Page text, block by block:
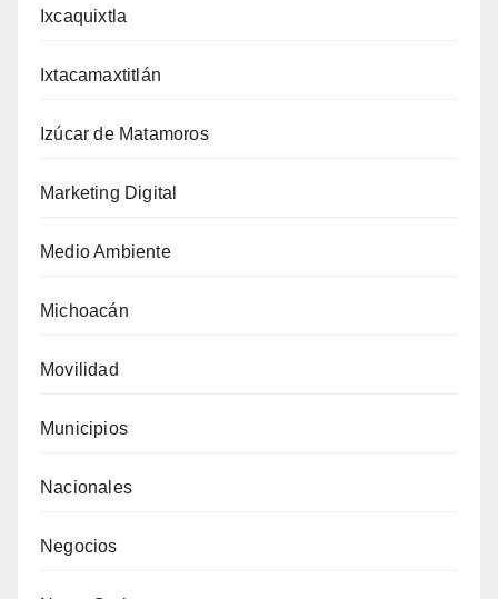
Ixcaquixtla
Ixtacamaxtitlán
Izúcar de Matamoros
Marketing Digital
Medio Ambiente
Michoacán
Movilidad
Municipios
Nacionales
Negocios